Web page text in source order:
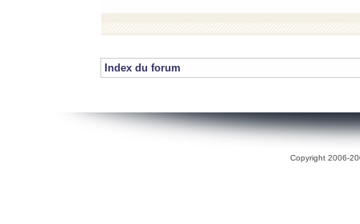
Index du forum
Copyright 2006-